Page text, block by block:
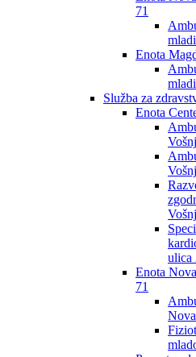
71
Enota
Služba za
Enota
ulica
Enota
71